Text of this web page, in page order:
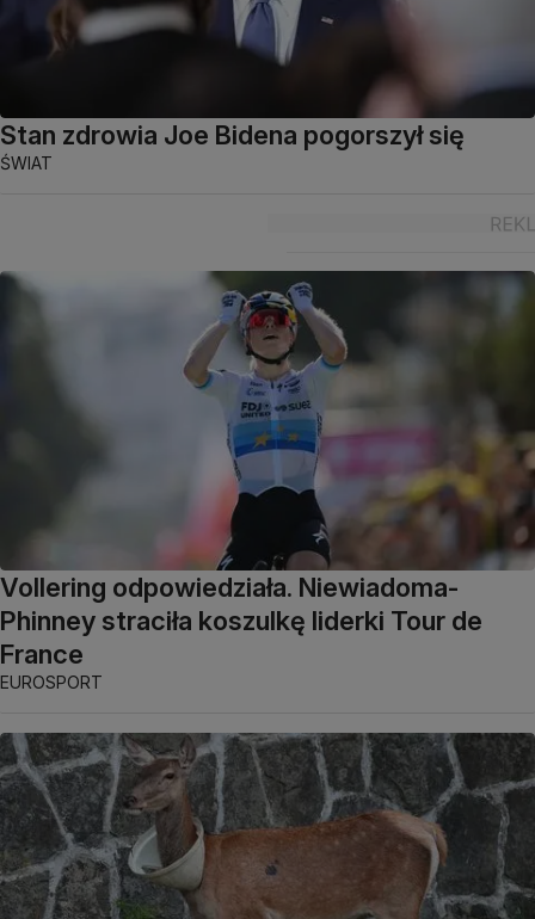
Stan zdrowia Joe Bidena pogorszył się
ŚWIAT
Vollering odpowiedziała. Niewiadoma-
Phinney straciła koszulkę liderki Tour de
France
EUROSPORT